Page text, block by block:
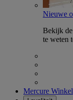
Nieuwe
Bekijk de
te weten
Mercure Winkel